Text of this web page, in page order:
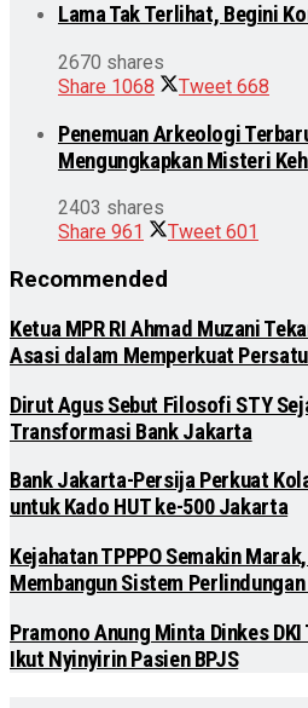
Lama Tak Terlihat, Begini
2670 shares
Share 1068 Tweet 668
Penemuan Arkeologi
Mengungkapkan Misteri
2403 shares
Share 961 Tweet 601
Recommended
Ketua MPR RI Ahmad Muzani
Asasi dalam Memperkuat
Dirut Agus Sebut Filosofi STY
Transformasi Bank Jakarta
Bank Jakarta-Persija Perkuat
untuk Kado HUT ke-500 Jakarta
Kejahatan TPPPO Semakin
Membangun Sistem
Pramono Anung Minta Dinkes
Ikut Nyinyirin Pasien BPJS